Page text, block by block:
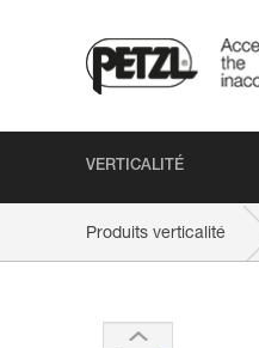
VERTICALITÉ
Produits verticalité